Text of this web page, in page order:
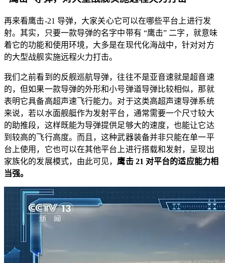
再来看鹰击-21 导弹，大家关心它可以在哪些平台上进行发
射。其实，只要一款导弹的名字中带有 “鹰击” 二字，就意味
着它的功能和使用环境，大多是在现代化海战中，针对对方
的大型战舰实施远程火力打击。
我们之前看到的反舰巡航导弹，往往不是亚音速就是超音速
的，但如果一款导弹的外形和小号弹道导弹比较相似，那就
表明它具备高超声速飞行能力。对于这类高超声速导弹系统
来说，若以水面舰艇作为发射平台，通常需要一个尺寸较大
的助推段，这样既能为导弹提供足够大的速度，也能让它达
到较高的飞行高度。而且，这种武器装备并非只能在单一平
台上使用，它也可以在其他平台上进行搭载和发射，呈现出
家族化的发展模式，由此可见， 鹰击 21 对平台的适应能力相
当强。